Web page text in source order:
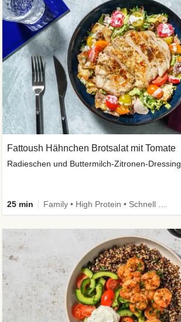
Fattoush Hähnchen Brotsalat mit Tomate
Radieschen und Buttermilch-Zitronen-Dressing
25 min